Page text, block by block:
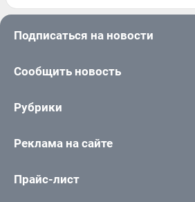
Подписаться на новости
Сообщить новость
Рубрики
Реклама на сайте
Прайс-лист